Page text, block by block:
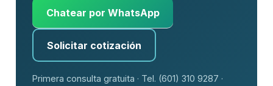
Chatear por WhatsApp
Solicitar cotización
Primera consulta gratuita · Tel. (601) 310 9287 ·